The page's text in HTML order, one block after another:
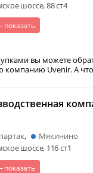
показать
шоссе, 88 ст4
вы можете
компанию Uvenir. А
показать
Мякинино
шоссе, 116 ст1